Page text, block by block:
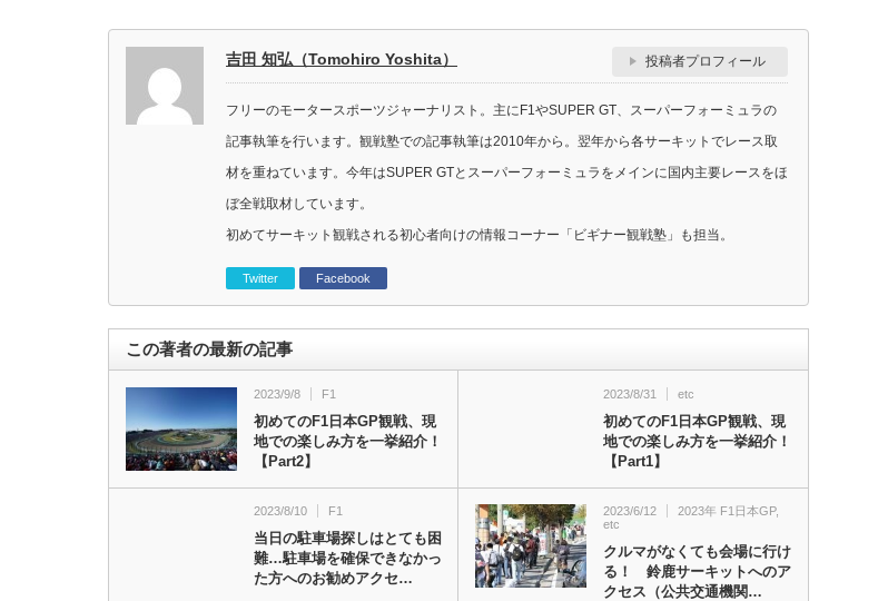
吉田 知弘（Tomohiro Yoshita） 投稿者プロフィール
フリーのモータースポーツジャーナリスト。主にF1やSUPER GT、スーパーフォーミュラの
記事執筆を行います。観戦塾での記事執筆は2010年から。翌年から各サーキットでレース取
材を重ねています。今年はSUPER GTとスーパーフォーミュラをメインに国内主要レースをほ
ぼ全戦取材しています。
初めてサーキット観戦される初心者向けの情報コーナー「ビギナー観戦塾」も担当。
Twitter Facebook
この著者の最新の記事
2023/9/8 F1
初めてのF1日本GP観戦、現
地での楽しみ方を一挙紹介！
【Part2】
2023/8/31 etc
初めてのF1日本GP観戦、現
地での楽しみ方を一挙紹介！
【Part1】
2023/8/10 F1
当日の駐車場探しはとても困
難…駐車場を確保できなかっ
た方へのお勧めアクセ…
2023/6/12 2023年 F1日本GP,
etc
クルマがなくても会場に行け
る！ 鈴鹿サーキットへのア
クセス（公共交通機関…